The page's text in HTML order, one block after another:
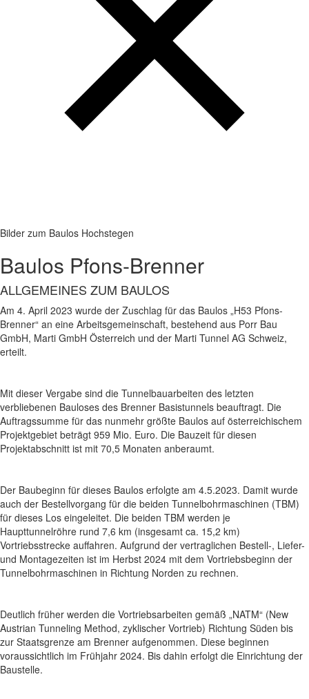
Bilder zum Baulos Hochstegen
Baulos Pfons-Brenner
ALLGEMEINES ZUM BAULOS
Am 4. April 2023 wurde der Zuschlag für das Baulos „H53 Pfons-
Brenner“ an eine Arbeitsgemeinschaft, bestehend aus Porr Bau
GmbH, Marti GmbH Österreich und der Marti Tunnel AG Schweiz,
erteilt.
Mit dieser Vergabe sind die Tunnelbauarbeiten des letzten
verbliebenen Bauloses des Brenner Basistunnels beauftragt. Die
Auftragssumme für das nunmehr größte Baulos auf österreichischem
Projektgebiet beträgt 959 Mio. Euro. Die Bauzeit für diesen
Projektabschnitt ist mit 70,5 Monaten anberaumt.
Der Baubeginn für dieses Baulos erfolgte am 4.5.2023. Damit wurde
auch der Bestellvorgang für die beiden Tunnelbohrmaschinen (TBM)
für dieses Los eingeleitet. Die beiden TBM werden je
Haupttunnelröhre rund 7,6 km (insgesamt ca. 15,2 km)
Vortriebsstrecke auffahren. Aufgrund der vertraglichen Bestell-, Liefer-
und Montagezeiten ist im Herbst 2024 mit dem Vortriebsbeginn der
Tunnelbohrmaschinen in Richtung Norden zu rechnen.
Deutlich früher werden die Vortriebsarbeiten gemäß „NATM“ (New
Austrian Tunneling Method, zyklischer Vortrieb) Richtung Süden bis
zur Staatsgrenze am Brenner aufgenommen. Diese beginnen
voraussichtlich im Frühjahr 2024. Bis dahin erfolgt die Einrichtung der
Baustelle.